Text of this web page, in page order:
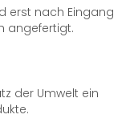
erst nach Eingang
angefertigt.
der Umwelt ein